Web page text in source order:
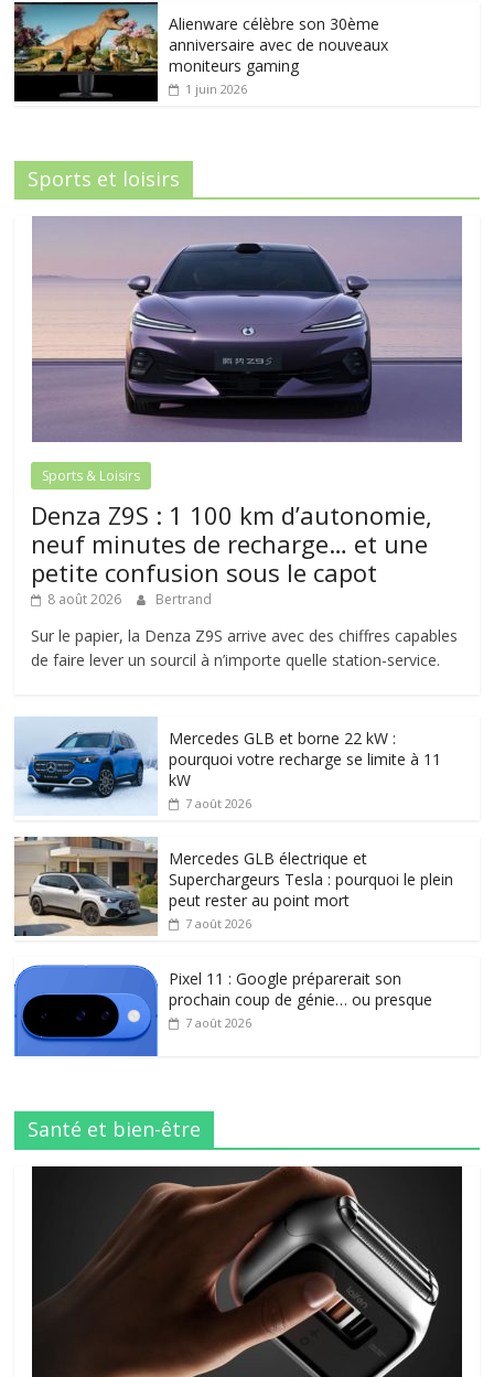
Alienware célèbre son 30ème
anniversaire avec de nouveaux
moniteurs gaming
1 juin 2026
Sports et loisirs
Sports & Loisirs
Denza Z9S : 1 100 km d’autonomie,
neuf minutes de recharge… et une
petite confusion sous le capot
8 août 2026 Bertrand
Sur le papier, la Denza Z9S arrive avec des chiffres capables
de faire lever un sourcil à n’importe quelle station-service.
Mercedes GLB et borne 22 kW :
pourquoi votre recharge se limite à 11
kW
7 août 2026
Mercedes GLB électrique et
Superchargeurs Tesla : pourquoi le plein
peut rester au point mort
7 août 2026
Pixel 11 : Google préparerait son
prochain coup de génie… ou presque
7 août 2026
Santé et bien-être